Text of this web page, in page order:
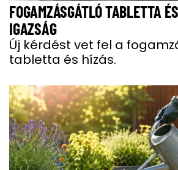
FOGAMZÁSGÁTLÓ TABLETTA
IGAZSÁG
Új kérdést vet fel a
tabletta és hízás.